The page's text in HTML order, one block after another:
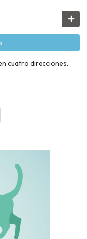
cuatro direcciones.